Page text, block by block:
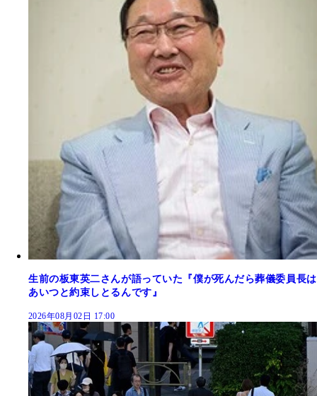
生前の板東英二さんが語っていた『僕が死んだら葬儀委員長は
あいつと約束しとるんです』
2026年08月02日 17:00